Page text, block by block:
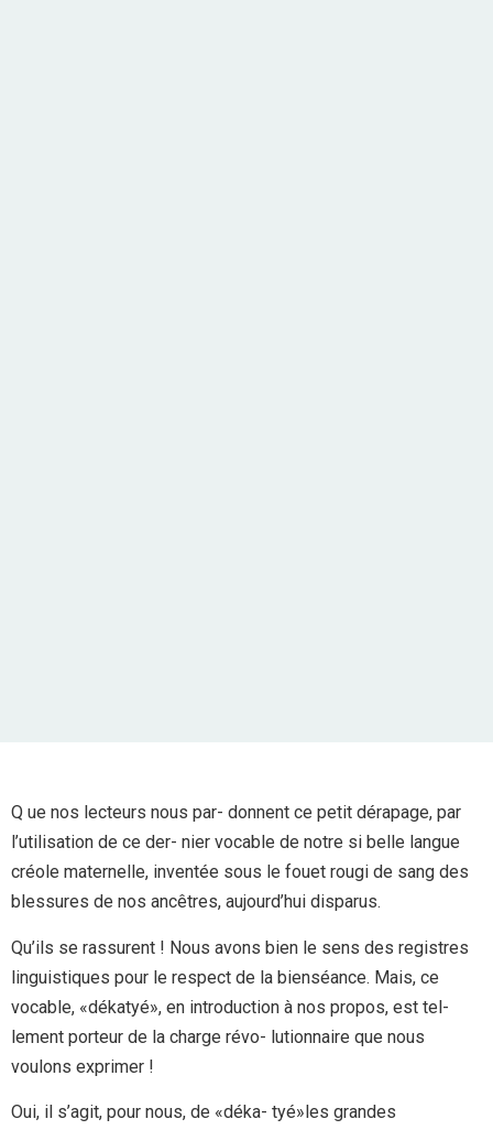
Q ue nos lecteurs nous par- donnent ce petit dérapage, par
l’utilisation de ce der- nier vocable de notre si belle langue
créole maternelle, inventée sous le fouet rougi de sang des
blessures de nos ancêtres, aujourd’hui disparus.
Qu’ils se rassurent ! Nous avons bien le sens des registres
linguistiques pour le respect de la bienséance. Mais, ce
vocable, «dékatyé», en introduction à nos propos, est tel-
lement porteur de la charge révo- lutionnaire que nous
voulons exprimer !
Oui, il s’agit, pour nous, de «déka- tyé»les grandes